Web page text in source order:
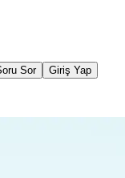
Sor Giriş Yap